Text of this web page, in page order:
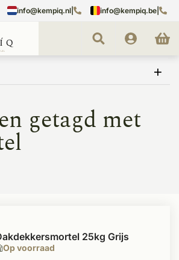
info@kempiq.nl info@kempiq.be
getagd met
Op voorraad
25kg Grijs